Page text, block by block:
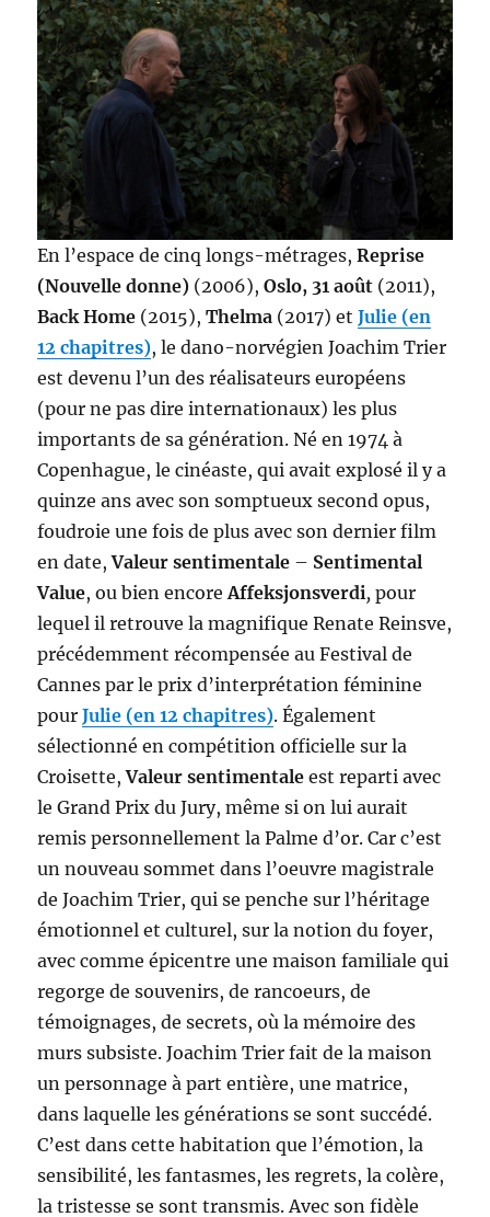
En l’espace de cinq longs-métrages,Reprise
(Nouvelle donne) (2006),Oslo, 31 août (2011),
Back Home (2015),Thelma (2017) etJulie (en
12 chapitres), le dano-norvégien Joachim Trier
est devenu l’un des réalisateurs européens
(pour ne pas dire internationaux) les plus
importants de sa génération. Né en 1974 à
Copenhague, le cinéaste, qui avait explosé il y a
quinze ans avec son somptueux second opus,
foudroie une fois de plus avec son dernier film
en date,Valeur sentimentale – Sentimental
Value, ou bien encoreAffeksjonsverdi,pour
lequel il retrouve la magnifique Renate Reinsve,
précédemment récompensée au Festival de
Cannes par le prix d’interprétation féminine
pourJulie (en 12 chapitres). Également
sélectionné en compétition officielle sur la
Croisette,Valeur sentimentale est reparti avec
le Grand Prix du Jury, même si on lui aurait
remis personnellement la Palme d’or. Car c’est
un nouveau sommet dans l’oeuvre magistrale
de Joachim Trier, qui se penche sur l’héritage
émotionnel et culturel, sur la notion du foyer,
avec comme épicentre une maison familiale qui
regorge de souvenirs, de rancoeurs, de
témoignages, de secrets, où la mémoire des
murs subsiste. Joachim Trier fait de la maison
un personnage à part entière, une matrice,
dans laquelle les générations se sont succédé.
C’est dans cette habitation que l’émotion, la
sensibilité, les fantasmes, les regrets, la colère,
la tristesse se sont transmis. Avec son fidèle